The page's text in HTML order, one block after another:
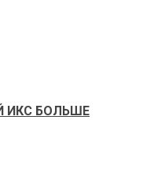
ИКС БОЛЬШЕ